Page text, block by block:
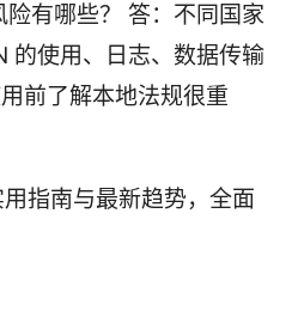
有哪些？ 答：不同国家
的使用、日志、数据传输
前了解本地法规很重
指南与最新趋势，全面